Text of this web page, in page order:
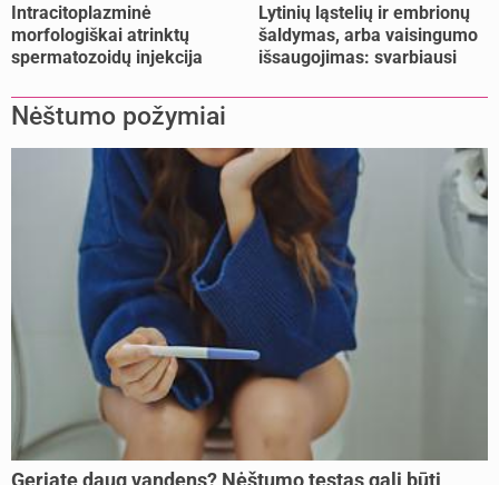
Intracitoplazminė
morfologiškai atrinktų
spermatozoidų injekcija
Lytinių ląstelių ir embrionų
šaldymas, arba vaisingumo
išsaugojimas: svarbiausi
Nėštumo požymiai
Geriate daug vandens? Nėštumo testas gali būti